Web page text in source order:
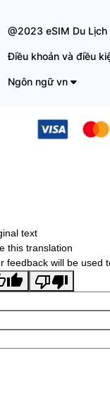
@2023 eSIM Du Lịch
Điều khoản và điều
Ngôn ngữ vn
text
this translation
feedback will be used